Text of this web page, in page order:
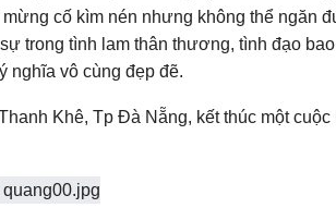
cố kìm nén nhưng không thể ngăn
trong tình lam thân thương, tình đạo
nghĩa vô cùng đẹp đẽ.
Khê, Tp Đà Nẵng, kết thúc một cuộc